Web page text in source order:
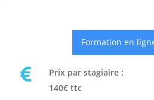
Formation en
Prix par stagiaire :
140€ ttc